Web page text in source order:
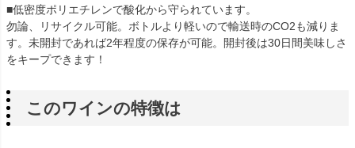
■低密度ポリエチレンで酸化から守られています。
勿論、リサイクル可能。ボトルより軽いので輸送時のCO2も減りま
す。未開封であれば2年程度の保存が可能。開封後は30日間美味しさ
をキープできます！
このワインの特徴は